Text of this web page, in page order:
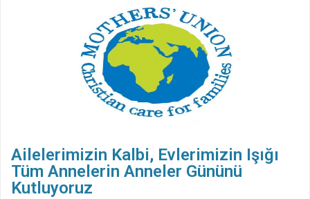
Ailelerimizin Kalbi, Evlerimizin Işığı
Tüm Annelerin Anneler Gününü
Kutluyoruz